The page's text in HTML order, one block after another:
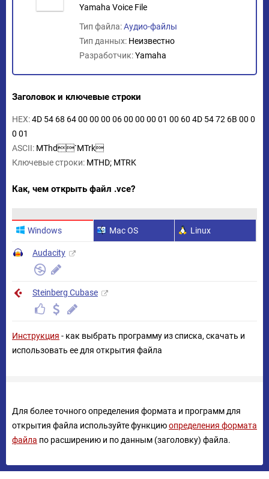
Yamaha Voice File
Тип файла:Аудио-файлы
Тип данных: Неизвестно
Разработчик:Yamaha
Заголовок и ключевые строки
HEX:4D 54 68 64 00 00 00 06 00 00 00 01 00 60 4D 54 72 6B 00 0
0 01
ASCII: MThd`MTrk
Ключевые строки: MTHD; MTRK
Как, чем открыть файл .vce?
Windows Mac OS Linux
Audacity
Steinberg Cubase
Инструкция - как выбрать программу из списка, скачать и
использовать ее для открытия файла
Для более точного определения формата и программ для
открытия файла используйте функциюопределения формата
файла по расширению и по данным (заголовку) файла.